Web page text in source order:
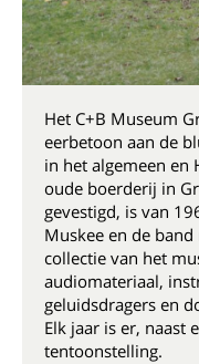
Het C+B Museum
eerbetoon aan de
in het algemeen en
oude boerderij in
gevestigd, is van
Muskee en de
collectie van het
audiomateriaal,
geluidsdragers en
Elk jaar is er, naast
tentoonstelling.